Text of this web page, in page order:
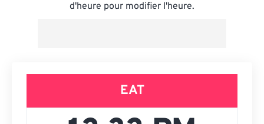
d'heure pour modifier l'heure.
EAT